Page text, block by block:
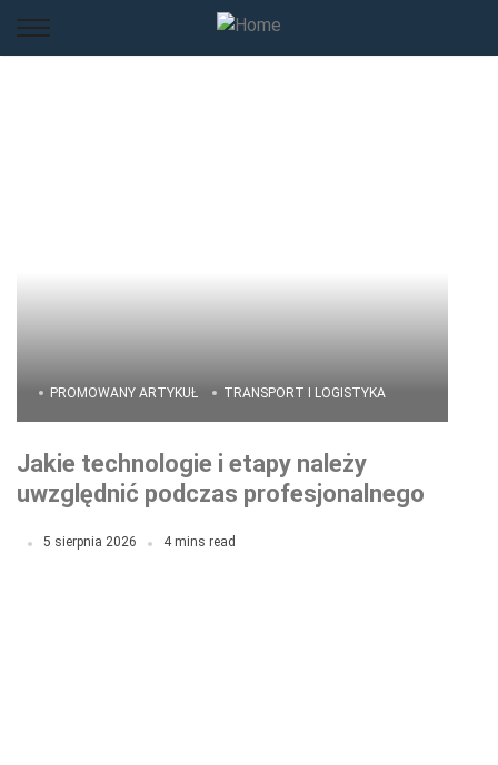
PROMOWANY ARTYKUŁ TRANSPORT I LOGISTYKA
Jakie technologie i etapy należy
uwzględnić podczas profesjonalnego
5 sierpnia 2026 4 mins read